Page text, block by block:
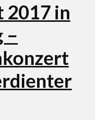
2017 in
–